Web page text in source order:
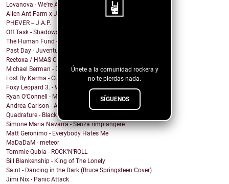
Únete a la comunidad rockera y
no te pierdas nada.
SÍGUENOS
Lovanova - We're All In It Together
Alien Ant Farm x Judge & Jury - Bad Attitude
PHEVER -- J.A.P.
Off Task - Shadows
The Human Fund - Chums and Chumps
Past Day - Juventud Distante
Reetoxa / HMAS CERBERUS
Michael Berman - Dreamed About You
Lost By Karma - Culpa
Foxy Leopard 3. - War & Peace
Ryan O'Connell - Mirror Coat
Andrea Carlson - Angels Walking
Quadrature - Black Hole Blues
Simone Maria Navarra - Senza rimpiangere
Matt Geronimo - Everybody Hates Me
MaDaDaM - meteor
Tommie Qubla - ROCK'N'ROLL
Bill Blankenship - King of The Lonely
Saint - Dancing in the Dark (Bruce Springsteen Cover)
Jimi Nix - Panic Attack